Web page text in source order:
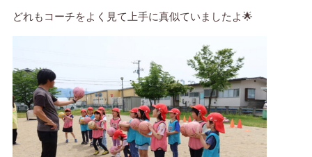
どれもコーチをよく見て上手に真似ていましたよ🌟